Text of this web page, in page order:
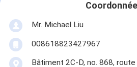
Mr. Michael Liu
008618823427967
Bâtiment 2C-D, no. 868,